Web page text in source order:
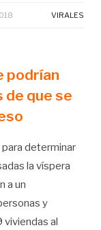
VIRALES
podrían
de que se
determinar
la víspera
a un
y
viviendas al